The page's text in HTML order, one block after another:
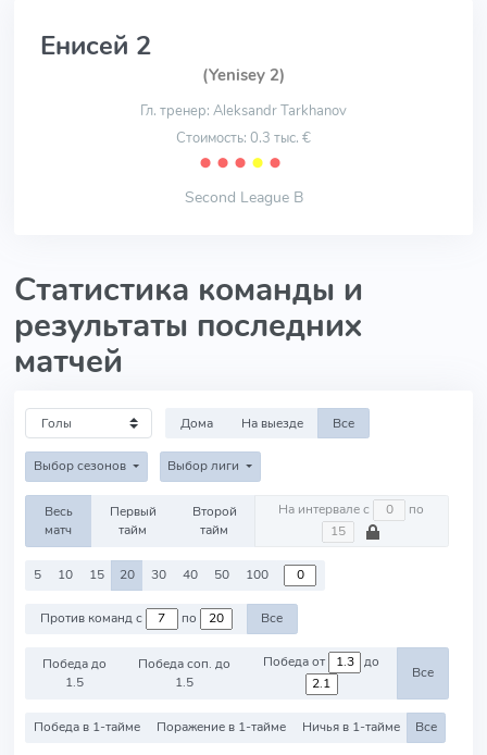
Енисей 2
(Yenisey 2)
Гл. тренер: Aleksandr Tarkhanov
Стоимость: 0.3 тыс. €
⬤ ⬤ ⬤ ⬤ ⬤
Second League B
Статистика команды и
результаты последних
матчей
Дома На выезде Все
Выбор сезонов Выбор лиги
Весь
матч
Первый
тайм
Второй
тайм
На интервале с по
5 10 15 20 30 40 50 100
Против команд с по Все
Победа до
1.5
Победа соп. до
1.5
Победа от до
Все
Победа в 1-тайме Поражение в 1-тайме Ничья в 1-тайме Все